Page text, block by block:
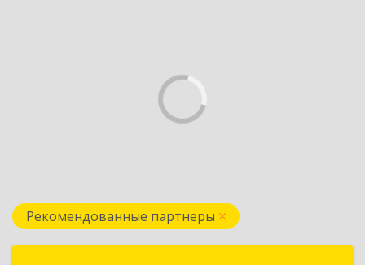
Рекомендованные партнеры